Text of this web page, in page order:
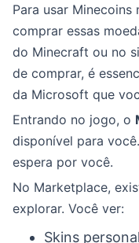
Para usar
comprar essas
do Minecraft ou no
de comprar, é
da Microsoft que
Entrando no jogo, o
disponível para
espera por você.
No Marketplace,
explorar. Você ver:
Skins